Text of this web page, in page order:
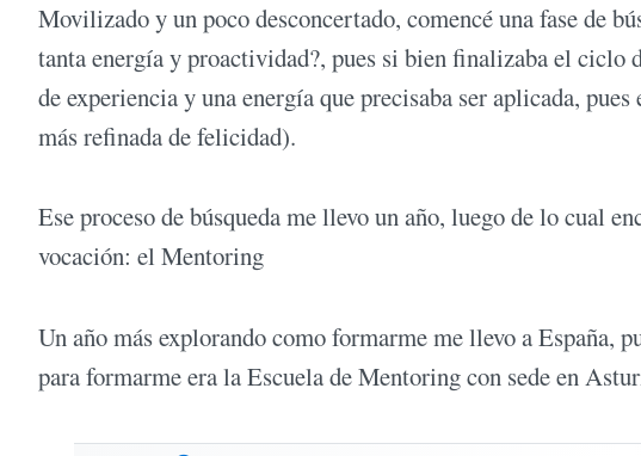
Movilizado y un poco desconcertado, comencé una fase de
tanta energía y proactividad?, pues si bien finalizaba el ciclo
de experiencia y una energía que precisaba ser aplicada,
más refinada de felicidad).
Ese proceso de búsqueda me llevo un año, luego de lo cual
vocación: el Mentoring
Un año más explorando como formarme me llevo a España,
para formarme era la Escuela de Mentoring con sede en